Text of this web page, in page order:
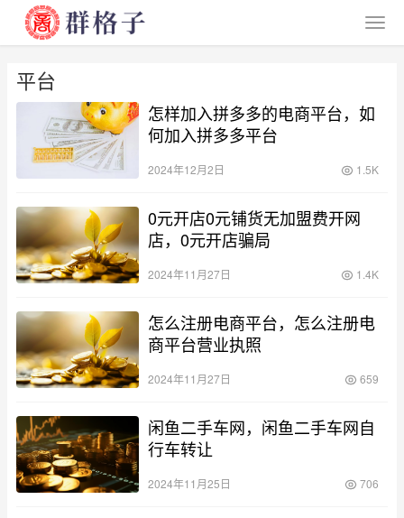
平台
怎样加入拼多多的电商平台，如
何加入拼多多平台
2024年12月2日 1.5K
0元开店0元铺货无加盟费开网
店，0元开店骗局
2024年11月27日 1.4K
怎么注册电商平台，怎么注册电
商平台营业执照
2024年11月27日 659
闲鱼二手车网，闲鱼二手车网自
行车转让
2024年11月25日 706